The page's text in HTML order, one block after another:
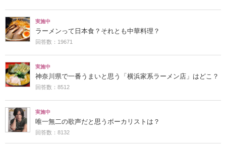
実施中
ラーメンって日本食？それとも中華料理？
回答数：19671
実施中
神奈川県で一番うまいと思う「横浜家系ラーメン店」はどこ？
回答数：8512
実施中
唯一無二の歌声だと思うボーカリストは？
回答数：8132